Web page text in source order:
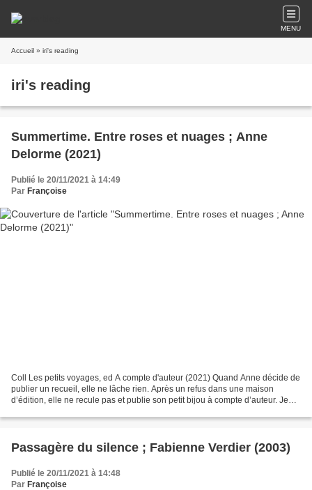
MENU
Accueil » iri's reading
iri's reading
Summertime. Entre roses et nuages ; Anne
Delorme (2021)
Publié le 20/11/2021 à 14:49
Par Françoise
Coll Les petits voyages, ed A compte d'auteur (2021) Quand Anne décide de
publier un recueil, elle ne lâche rien. Après un refus dans une maison
d’édition, elle ne recule pas et publie son petit bijou à compte d’auteur. Je
Passagère du silence ; Fabienne Verdier (2003)
Publié le 20/11/2021 à 14:48
Par Françoise